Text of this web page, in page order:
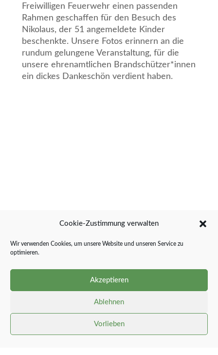
Cookie-Zustimmung verwalten
Wir verwenden Cookies, um unsere Website und unseren Service zu
optimieren.
Akzeptieren
Ablehnen
Vorlieben
Freiwilligen Feuerwehr einen passenden
Rahmen geschaffen für den Besuch des
Nikolaus, der 51 angemeldete Kinder
beschenkte. Unsere Fotos erinnern an die
rundum gelungene Veranstaltung, für die
unsere ehrenamtlichen Brandschützer*innen
ein dickes Dankeschön verdient haben.